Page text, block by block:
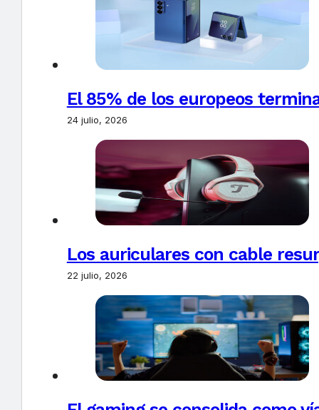
El 85% de los europeos
24 julio, 2026
Los auriculares con cable
22 julio, 2026